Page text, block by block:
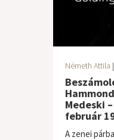
Németh Attila
Medeski
február
A zenei